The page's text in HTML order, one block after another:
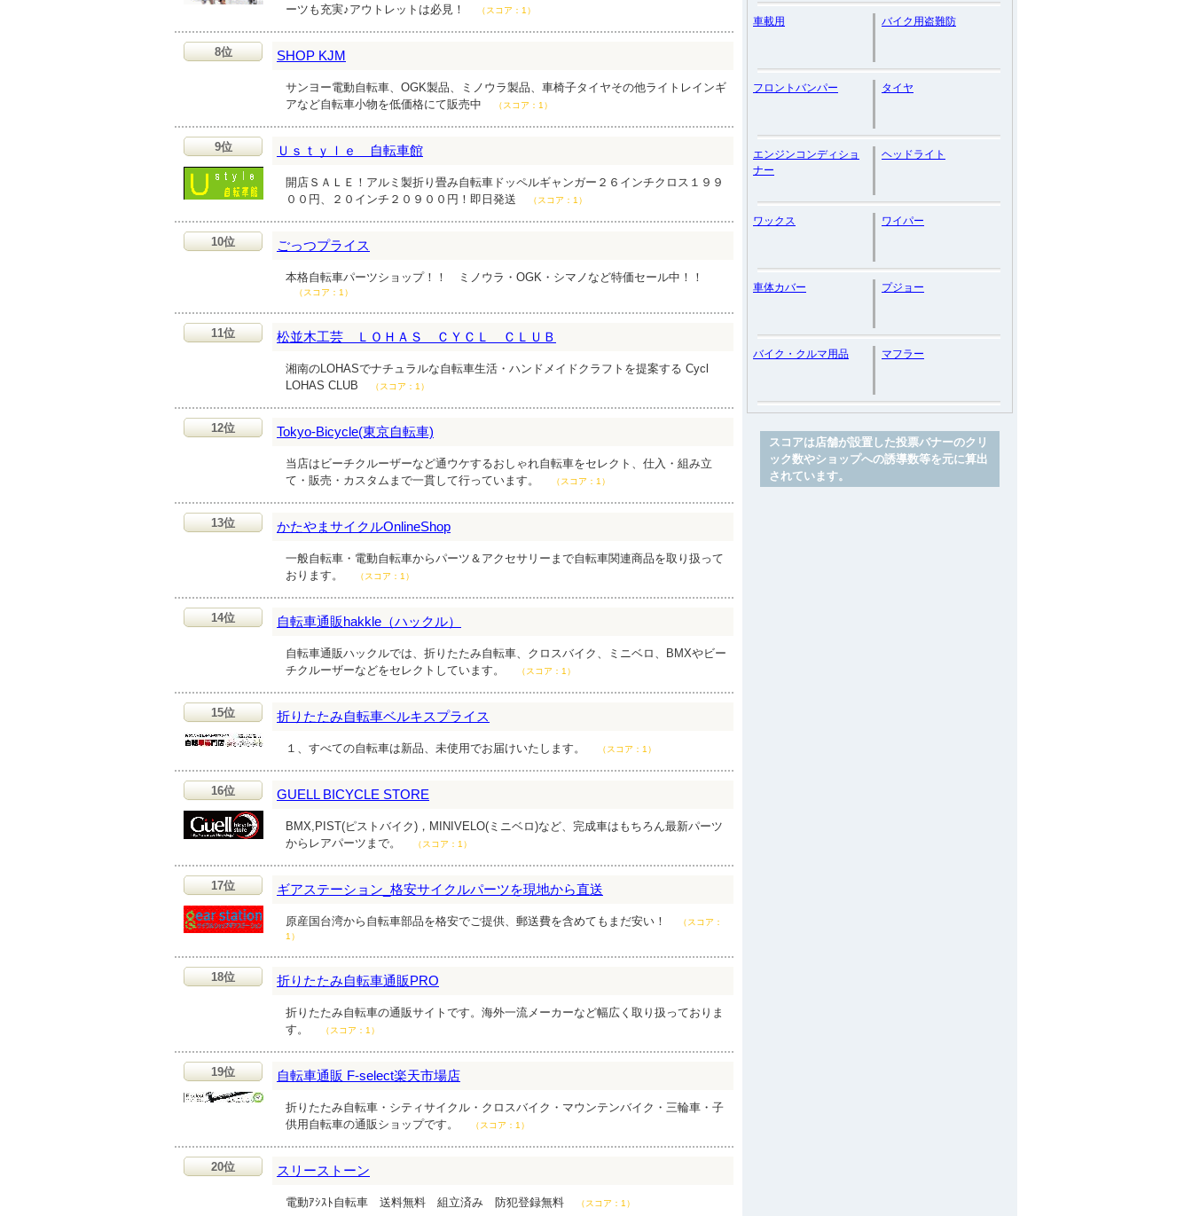
ーツも充実♪アウトレットは必見！
（スコア：1）
8位 SHOP KJM
サンヨー電動自転車、OGK製品、ミノウラ製品、車椅子タイヤその他ライトレインギ
アなど自転車小物を低価格にて販売中
（スコア：1）
9位 Ｕｓｔｙｌｅ 自転車館
開店ＳＡＬＥ！アルミ製折り畳み自転車ドッペルギャンガー２６インチクロス１９９
００円、２０インチ２０９００円！即日発送
（スコア：1）
10位 ごっつプライス
本格自転車パーツショップ！！ ミノウラ・OGK・シマノなど特価セール中！！
（スコア：1）
11位 松並木工芸 ＬＯＨＡＳ ＣＹＣＬ ＣＬＵＢ
湘南のLOHASでナチュラルな自転車生活・ハンドメイドクラフトを提案する Cycl
LOHAS CLUB
（スコア：1）
12位 Tokyo-Bicycle(東京自転車)
当店はビーチクルーザーなど通ウケするおしゃれ自転車をセレクト、仕入・組み立
て・販売・カスタムまで一貫して行っています。
（スコア：1）
13位 かたやまサイクルOnlineShop
一般自転車・電動自転車からパーツ＆アクセサリーまで自転車関連商品を取り扱って
おります。
（スコア：1）
14位 自転車通販hakkle（ハックル）
自転車通販ハックルでは、折りたたみ自転車、クロスバイク、ミニベロ、BMXやビー
チクルーザーなどをセレクトしています。
（スコア：1）
15位 折りたたみ自転車ベルキスプライス
１、すべての自転車は新品、未使用でお届けいたします。 （スコア：1）
16位 GUELL BICYCLE STORE
BMX,PIST(ピストバイク)，MINIVELO(ミニベロ)など、完成車はもちろん最新パーツ
からレアパーツまで。
（スコア：1）
17位 ギアステーション_格安サイクルパーツを現地から直送
原産国台湾から自転車部品を格安でご提供、郵送費を含めてもまだ安い！
（スコア：
1）
18位 折りたたみ自転車通販PRO
折りたたみ自転車の通販サイトです。海外一流メーカーなど幅広く取り扱っておりま
す。
（スコア：1）
19位 自転車通販 F-select楽天市場店
折りたたみ自転車・シティサイクル・クロスバイク・マウンテンバイク・三輪車・子
供用自転車の通販ショップです。
（スコア：1）
20位 スリーストーン
電動ｱｼｽﾄ自転車 送料無料 組立済み 防犯登録無料 （スコア：1）
車載用 バイク用盗難防
フロントバンパー タイヤ
エンジンコンディショ
ナー
ヘッドライト
ワックス ワイパー
車体カバー プジョー
バイク・クルマ用品 マフラー
スコアは店舗が設置した投票バナーのクリ
ック数やショップへの誘導数等を元に算出
されています。